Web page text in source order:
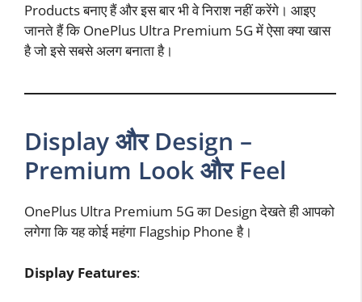
Products बनाए हैं और इस बार भी वे निराश नहीं करेंगे। आइए
जानते हैं कि OnePlus Ultra Premium 5G में ऐसा क्या खास
है जो इसे सबसे अलग बनाता है।
Display और Design –
Premium Look और Feel
OnePlus Ultra Premium 5G का Design देखते ही आपको
लगेगा कि यह कोई महंगा Flagship Phone है।
Display Features: